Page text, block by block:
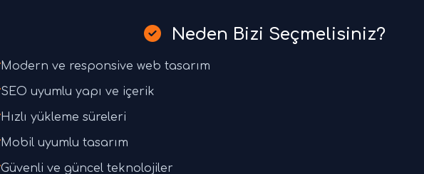
Neden Bizi Seçmelisiniz?
Modern ve responsive web tasarım
SEO uyumlu yapı ve içerik
Hızlı yükleme süreleri
Mobil uyumlu tasarım
Güvenli ve güncel teknolojiler